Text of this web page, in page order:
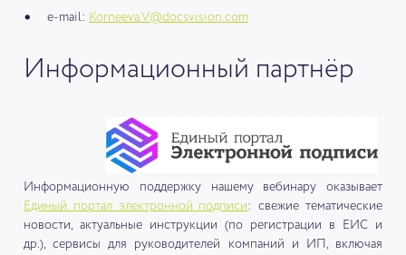
e-mail: Korneeva.V@docsvision.com
Информационный партнёр
Информационную поддержку нашему вебинару оказывает
Единый портал электронной подписи: свежие тематические
новости, актуальные инструкции (по регистрации в ЕИС и
др.), сервисы для руководителей компаний и ИП, включая